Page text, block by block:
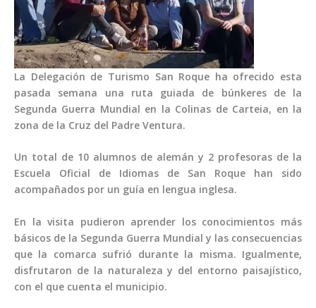
La Delegación de Turismo San Roque ha ofrecido esta
pasada semana una ruta guiada de búnkeres de la
Segunda Guerra Mundial en la Colinas de Carteia, en la
zona de la Cruz del Padre Ventura.
Un total de 10 alumnos de alemán y 2 profesoras de la
Escuela Oficial de Idiomas de San Roque han sido
acompañados por un guía en lengua inglesa.
En la visita pudieron aprender los conocimientos más
básicos de la Segunda Guerra Mundial y las consecuencias
que la comarca sufrió durante la misma. Igualmente,
disfrutaron de la naturaleza y del entorno paisajístico,
con el que cuenta el municipio.